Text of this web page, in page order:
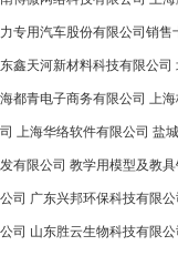
力专用汽车股份有限公司销售
东鑫天河新材料科技有限公司
海都青电子商务有限公司 上海
司 上海华络软件有限公司 盐
发有限公司 教学用模型及教具
公司 广东兴邦环保科技有限公
公司 山东胜云生物科技有限公